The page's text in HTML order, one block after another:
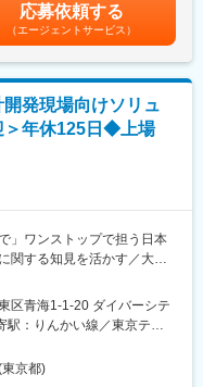
画・推進
た業務変革の企画・推進
デジタル活用できる人材を
て、製造業・自動車業界ト
できる。
最先端技術
タル活用・データ活用の知
る知識
進・マネジメントスキル
ニケーションスキル
※管理職の場合賃金はあく
て上下する可能性がありま
記です。
応募依頼する
（エージェントサービス）
開発現場向けソリュ
＞年休125日◆上場
」ワンストップで担う日本
関する知見を活かす／大手
内の製造業界における大手
る設計・解析・製造・デー
・システムズ製品群や自社
区青海1-1-20 ダイバーシテ
駅：りんかい線／東京テレ
変更の範囲：会社の定める
京都)